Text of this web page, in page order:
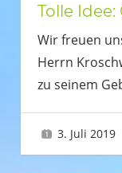
Tolle
Wir freuen
Herrn
zu seinem
3. Juli 2019